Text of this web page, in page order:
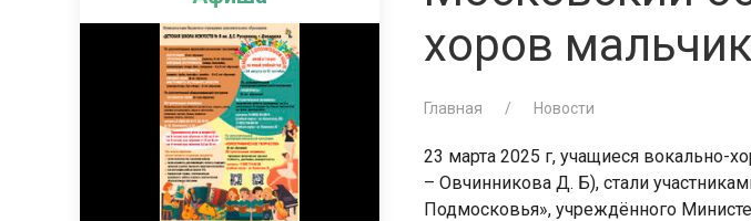
хоров
Главная Новости
23 марта 2025 г, учащиеся вокально-
– Овчинникова Д. Б), стали
Подмосковья», учреждённого